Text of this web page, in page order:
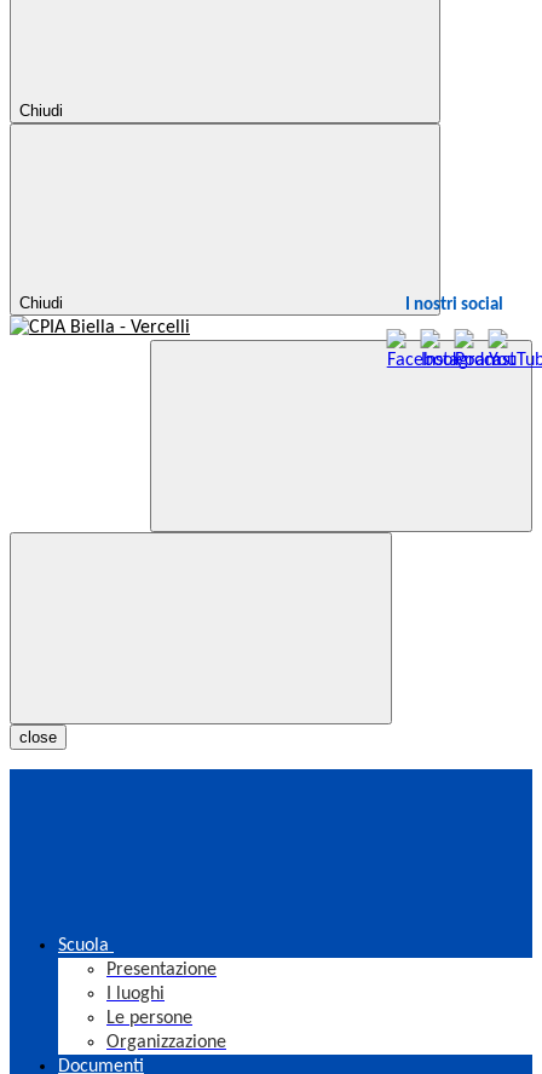
Chiudi
Chiudi I nostri social
close
Scuola
Presentazione
I luoghi
Le persone
Organizzazione
Documenti